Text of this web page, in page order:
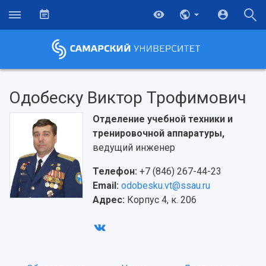
Одобеску Виктор Трофимович
Отделение учебной техники и
тренировочной аппаратуры,
ведущий инженер
Телефон: +7 (846) 267-44-23
Email: odobesku.vt@ssau.ru
Адрес: Корпус 4, к. 206